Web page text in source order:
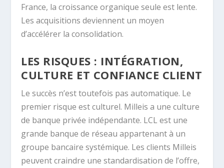
France, la croissance organique seule est lente.
Les acquisitions deviennent un moyen
d’accélérer la consolidation.
LES RISQUES : INTÉGRATION,
CULTURE ET CONFIANCE CLIENT
Le succès n’est toutefois pas automatique. Le
premier risque est culturel. Milleis a une culture
de banque privée indépendante. LCL est une
grande banque de réseau appartenant à un
groupe bancaire systémique. Les clients Milleis
peuvent craindre une standardisation de l’offre,